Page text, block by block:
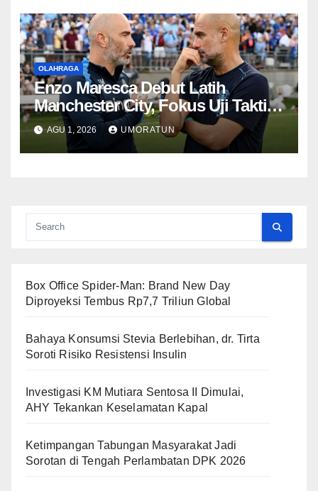
OLAHRAGA
Enzo Maresca Debut Latih
Manchester City, Fokus Uji Taktik
saat Lawan Inter
AGU 1, 2026 UMORATUN
Box Office Spider-Man: Brand New Day
Diproyeksi Tembus Rp7,7 Triliun Global
Bahaya Konsumsi Stevia Berlebihan, dr. Tirta
Soroti Risiko Resistensi Insulin
Investigasi KM Mutiara Sentosa II Dimulai,
AHY Tekankan Keselamatan Kapal
Ketimpangan Tabungan Masyarakat Jadi
Sorotan di Tengah Perlambatan DPK 2026